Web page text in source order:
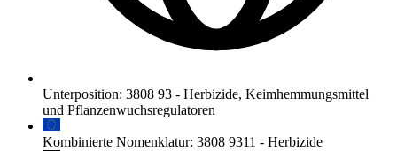
Unterposition: 3808 93 - Herbizide, Keimhemmungsmittel
und Pflanzenwuchsregulatoren
Kombinierte Nomenklatur: 3808 9311 - Herbizide